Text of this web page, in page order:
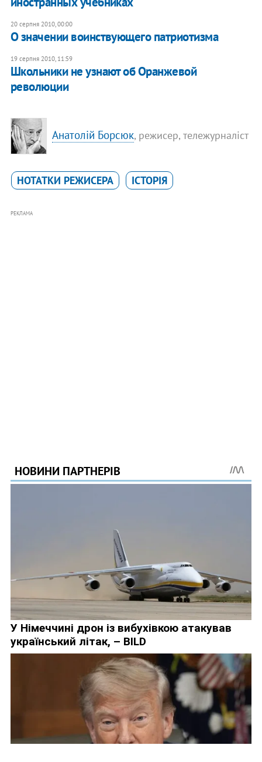
20 серпня 2010, 00:00
​О значении воинствующего патриотизма
19 серпня 2010, 11:59
Школьники не узнают об Оранжевой
революции
Анатолій Борсюк, режисер, тележурналіст
НОТАТКИ РЕЖИСЕРА ІСТОРІЯ
РЕКЛАМА